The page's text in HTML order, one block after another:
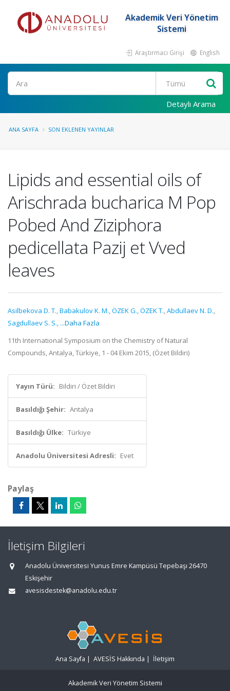
Akademik Veri Yönetim
Sistemi
Araştırmacı Girişi English
Ara
Detaylı Arama
ANA SAYFA SON EKLENEN YAYINLAR
Lipids and essential oils of
Arischrada bucharica M Pop
Pobed And Ziziphora
pedicellata Pazij et Vved
leaves
Asilbekova D. T.,Babakulov K. M.,ÖZEK G.,ÖZEK T.,Abdullaev N. D.,
Sagdullaev S. S., ...Daha Fazla
11th International Symposium on the Chemistry of Natural
Compounds, Antalya, Türkiye, 1 - 04 Ekim 2015, (Özet Bildiri)
Yayın Türü: Bildiri / Özet Bildiri
Basıldığı Şehir: Antalya
Basıldığı Ülke: Türkiye
Anadolu Üniversitesi Adresli: Evet
Paylaş
İletişim Bilgileri
Anadolu Üniversitesi Yunus Emre Kampüsü Tepebaşı 26470
Eskişehir
avesisdestek@anadolu.edu.tr
Ana Sayfa | AVESİS Hakkında | İletişim
Akademik Veri Yönetim Sistemi